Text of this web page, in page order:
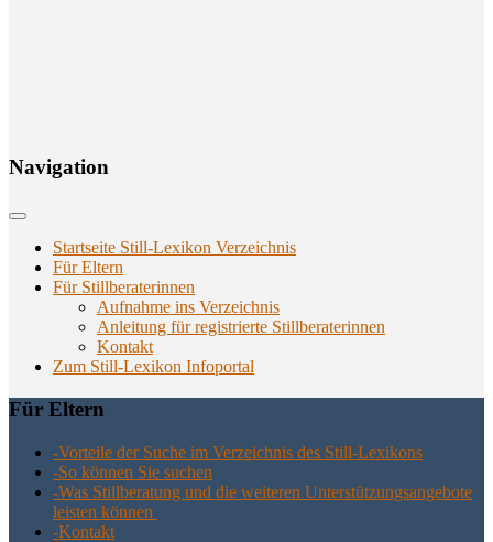
Navi­ga­ti­on
Startseite Still-Lexikon Verzeichnis
Für Eltern
Für Stillberaterinnen
Aufnahme ins Verzeichnis
Anlei­tung für regis­trier­te Stillberaterinnen
Kon­takt
Zum Still-Lexikon Infoportal
Für Eltern
-Vor­tei­le der Suche im Ver­zeich­nis des Still-Lexikons
-So kön­nen Sie suchen
-Was Still­be­ra­tung und die wei­te­ren Unter­stüt­zungs­an­ge­bo­te
leis­ten können
-Kon­takt